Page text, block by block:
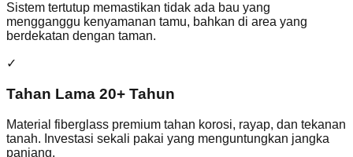
Sistem tertutup memastikan tidak ada bau yang
mengganggu kenyamanan tamu, bahkan di area yang
berdekatan dengan taman.
✓
Tahan Lama 20+ Tahun
Material fiberglass premium tahan korosi, rayap, dan tekanan
tanah. Investasi sekali pakai yang menguntungkan jangka
panjang.